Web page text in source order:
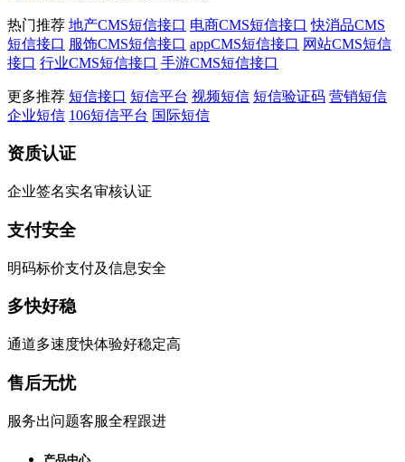
热门推荐 地产CMS短信接口 电商CMS短信接口 快消品CMS
短信接口 服饰CMS短信接口 appCMS短信接口 网站CMS短信
接口 行业CMS短信接口 手游CMS短信接口
更多推荐 短信接口 短信平台 视频短信 短信验证码 营销短信
企业短信 106短信平台 国际短信
资质认证
企业签名实名审核认证
支付安全
明码标价支付及信息安全
多快好稳
通道多速度快体验好稳定高
售后无忧
服务出问题客服全程跟进